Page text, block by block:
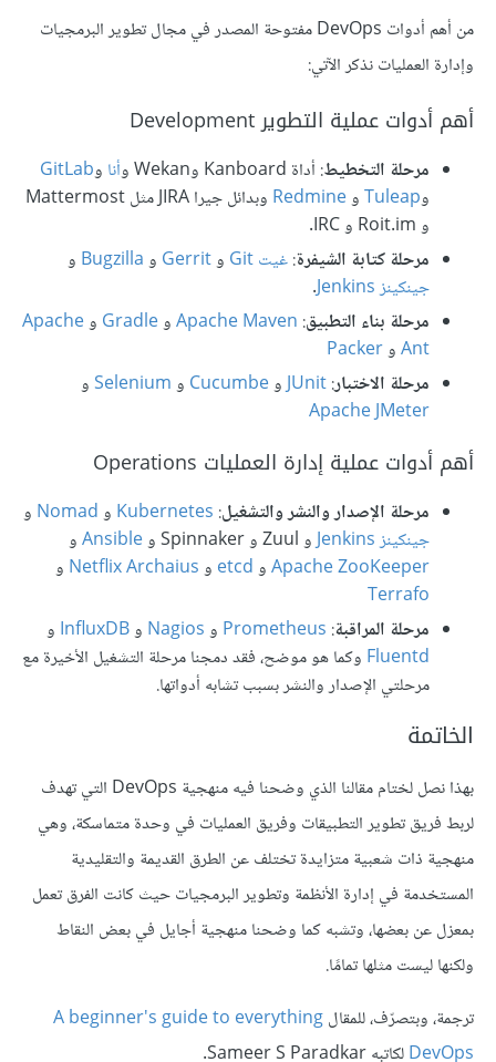
من أهم أدوات DevOps مفتوحة المصدر في مجال تطوير البرمجيات
وإدارة العمليات نذكر الآتي:
أهم أدوات عملية التطوير Development
مرحلة التخطيط: أداة Kanboard وWekan و أنا وGitLab
وTuleapوRedmine
وبدائل جيرا JIRA مثل Mattermost
و Roit.im و IRC.
مرحلة كتابة الشيفرة:غيت Git وGerrit وBugzilla و
جينكينز Jenkins
.
مرحلة بناء التطبيق:
Apache MavenوGradle وApache
AntوPacker
مرحلة الاختبار:
JUnitوCucumbe وSeleniumو
Apache JMeter
أهم أدوات عملية إدارة العمليات Operations
مرحلة الإصدار والنشر والتشغيل:
Kubernetes وNomad و
جينكينز Jenkins
و Zuul و Spinnaker و Ansibleو
Apache ZooKeeperوetcd وNetflix Archaius و
Terrafo
مرحلة المراقبة:
Prometheus وNagios وInfluxDB و
Fluentd وكما هو موضح، فقد دمجنا مرحلة التشغيل الأخيرة مع
مرحلتي الإصدار والنشر بسبب تشابه أدواتها.
الخاتمة
بهذا نصل لختام مقالنا الذي وضحنا فيه منهجية DevOps التي تهدف
لربط فريق تطوير التطبيقات وفريق العمليات في وحدة متماسكة، وهي
منهجية ذات شعبية متزايدة تختلف عن الطرق القديمة والتقليدية
المستخدمة في إدارة الأنظمة وتطوير البرمجيات حيث كانت الفرق تعمل
بمعزل عن بعضها، وتشبه كما وضحنا منهجية أجايل في بعض النقاط
ولكنها ليست مثلها تمامًا.
ترجمة، وبتصرّف، للمقالA beginner's guide to everything
DevOpsلكاتبه Sameer S Paradkar.